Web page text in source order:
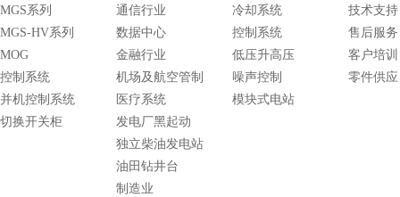
MGS系列
MGS-HV系列
MOG
控制系统
并机控制系统
切换开关柜
通信行业
数据中心
金融行业
机场及航空管制
医疗系统
发电厂黑起动
独立柴油发电站
油田钻井台
制造业
冷却系统
控制系统
低压升高压
噪声控制
模块式电站
技术支持
售后服务
客户培训
零件供应